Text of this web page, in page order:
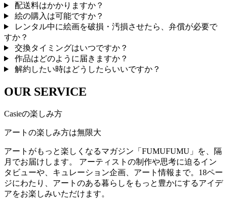
配送料はかかりますか？
絵の購入は可能ですか？
レンタル中に絵画を破損・汚損させたら、弁償が必要で
すか？
交換タイミングはいつですか？
作品はどのように届きますか？
解約したい時はどうしたらいいですか？
OUR SERVICE
Casieの楽しみ方
アートの楽しみ方は無限大
アートがもっと楽しくなるマガジン「FUMUFUMU」を、隔
月でお届けします。 アーティストの制作や思考に迫るイン
タビューや、キュレーション企画、アート情報まで。18ペー
ジにわたり、アートのある暮らしをもっと豊かにするアイデ
アをお楽しみいただけます。